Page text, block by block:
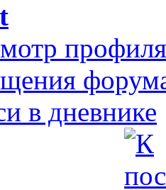
профиля
в дневнике